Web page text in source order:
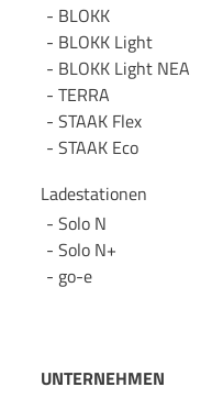
BLOKK
BLOKK Light
BLOKK Light NEA
TERRA
STAAK Flex
STAAK Eco
Ladestationen
Solo N
Solo N+
go-e
UNTERNEHMEN